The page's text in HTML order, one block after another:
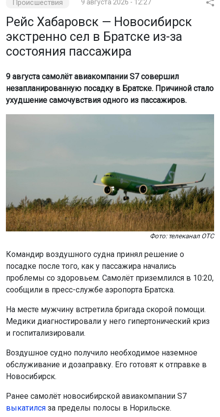
Происшествия 9 августа 2026 - 12:27
Рейс Хабаровск — Новосибирск
экстренно сел в Братске из-за
состояния пассажира
9 августа самолёт авиакомпании S7 совершил
незапланированную посадку в Братске. Причиной стало
ухудшение самочувствия одного из пассажиров.
Фото: телеканал ОТС
Командир воздушного судна принял решение о
посадке после того, как у пассажира начались
проблемы со здоровьем. Самолёт приземлился в 10:20,
сообщили в пресс-службе аэропорта Братска.
На месте мужчину встретила бригада скорой помощи.
Медики диагностировали у него гипертонический криз
и госпитализировали.
Воздушное судно получило необходимое наземное
обслуживание и дозаправку. Его готовят к отправке в
Новосибирск.
Ранее самолёт новосибирской авиакомпании S7
выкатился за пределы полосы в Норильске.